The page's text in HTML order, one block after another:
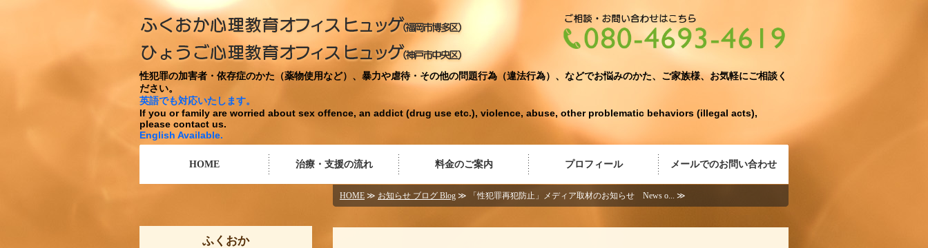
ふくおか心理教育オフィス ヒュッゲ|福岡県福岡市博多区
性犯罪の加害者・依存症のかた（薬物使用など）、暴力や虐待・その他の問題行為（違法行為）、などでお悩みのかた、ご家族様、お気軽にご相談く
ださい。
英語でも対応いたします。
If you or family are worried about sex offence, an addict (drug use etc.), violence, abuse, other problematic behaviors (illegal acts),
please contact us.
English Available.
HOME 治療・支援の流れ 料金のご案内 プロフィール メールでのお問い合わせ
HOME ≫ お知らせ ブログ Blog ≫ 「性犯罪再犯防止」メディア取材のお知らせ News o... ≫
ふくおか